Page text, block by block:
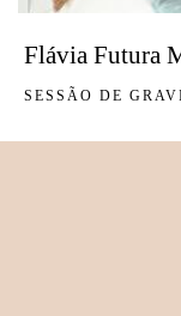
Flávia Futura
SESSÃO DE